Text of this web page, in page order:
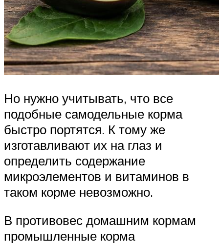
Но нужно учитывать, что все
подобные самодельные корма
быстро портятся. К тому же
изготавливают их на глаз и
определить содержание
микроэлементов и витаминов в
таком корме невозможно.
В противовес домашним кормам
промышленные корма